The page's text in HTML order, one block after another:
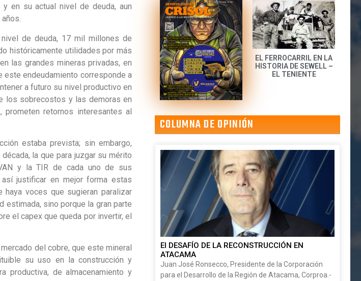
en su actual nivel de deuda, aun
de deuda, 17 mil millones de
históricamente utilidades por más
las grandes mineras privadas, en
este endeudamiento corresponde a
a futuro su nivel productivo en
los sobrecostos y las demoras en
retornos interesantes al
estaba prevista; sin embargo,
la que para juzgar su mérito
y la TIR de cada uno de sus
justificar en mejor forma estas
voces que sugieran paralizar
estimada, sino porque la gran parte
el capex que queda por invertir, el
del cobre, que este mineral
su uso en la construcción y
productiva, de almacenamiento y
EL FERROCARRIL EN LA
HISTORIA DE SEWELL –
EL TENIENTE
COLUMNA DE OPINIÓN
El DESAFÍO DE LA RECONSTRUCCIÓN EN
ATACAMA
Juan José Ronsecco, Presidente de la Corporación
para el Desarrollo de la Región de Atacama, Corproa.-